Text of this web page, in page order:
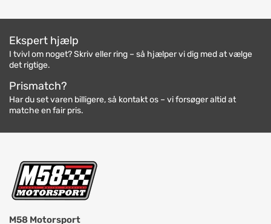
Ekspert hjælp
I tvivl om noget? Skriv eller ring – så hjælper vi dig med at vælge
det rigtige.
Prismatch?
Har du set varen billigere, så kontakt os – vi forsøger altid at
matche en fair pris.
M58 Motorsport